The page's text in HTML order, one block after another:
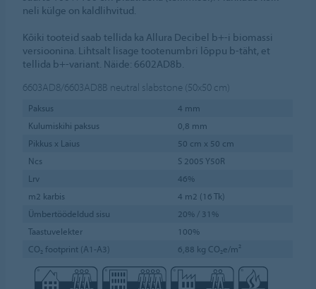
neli külge on kaldlihvitud.
Kõiki tooteid saab tellida ka Allura Decibel b+-i biomassi
versioonina. Lihtsalt lisage tootenumbri lõppu b-täht, et
tellida b+-variant. Näide: 6602AD8b.
6603AD8/6603AD8B neutral slabstone (50x50 cm)
Paksus
4 mm
Kulumiskihi paksus
0,8 mm
Pikkus x Laius
50 cm x 50 cm
Ncs
S 2005 Y50R
Lrv
46%
m2 karbis
4 m2 (16 Tk)
Ümbertöödeldud sisu
20% / 31%
Taastuvelekter
100%
CO₂ footprint (A1-A3)
6,88 kg CO₂e/m²